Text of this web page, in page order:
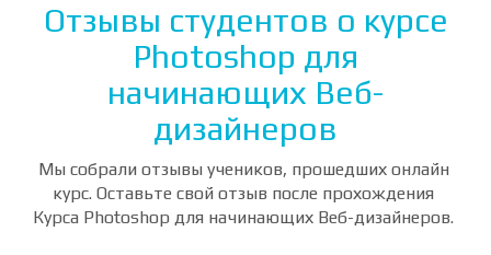
Отзывы студентов о курсе
Photoshop для
начинающих Веб-
дизайнеров
Мы собрали отзывы учеников, прошедших онлайн
курс. Оставьте свой отзыв после прохождения
Курса Photoshop для начинающих Веб-дизайнеров.